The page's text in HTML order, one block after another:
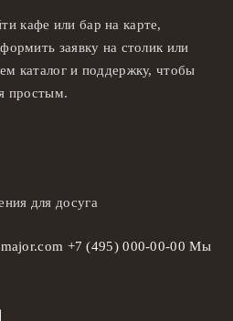
кафе или бар на карте,
заявку на столик или
каталог и поддержку, чтобы
простым.
для досуга
+7 (495) 000-00-00 Мы